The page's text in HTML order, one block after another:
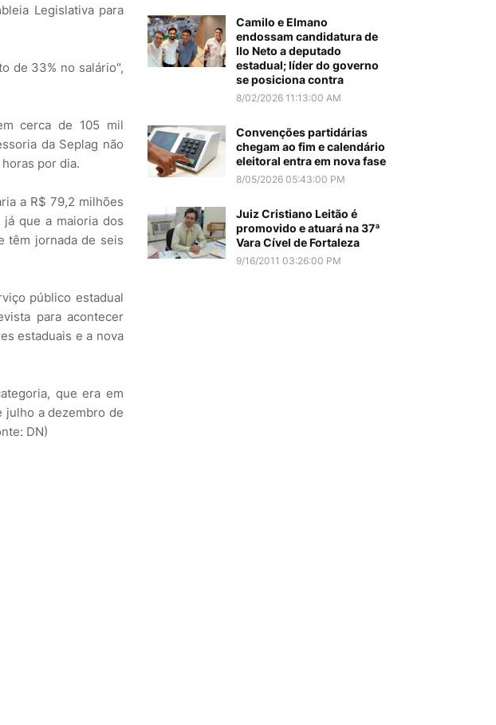
Legislativa para
de 33% no salário",
cerca de 105 mil
da Seplag não
por dia.
a R$ 79,2 milhões
que a maioria dos
têm jornada de seis
público estadual
para acontecer
estaduais e a nova
que era em
julho a dezembro de
DN)
Camilo e Elmano
endossam candidatura de
Ilo Neto a deputado
estadual; líder do governo
se posiciona contra
8/02/2026 11:13:00 AM
Convenções partidárias
chegam ao fim e calendário
eleitoral entra em nova fase
8/05/2026 05:43:00 PM
Juiz Cristiano Leitão é
promovido e atuará na 37ª
Vara Cível de Fortaleza
9/16/2011 03:26:00 PM